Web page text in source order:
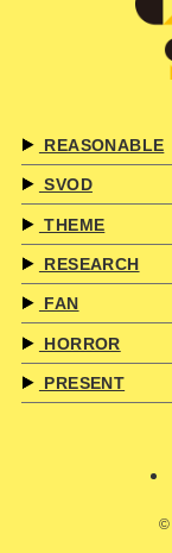
REASONABLE
SVOD
THEME
RESEARCH
FAN
HORROR
PRESENT
©